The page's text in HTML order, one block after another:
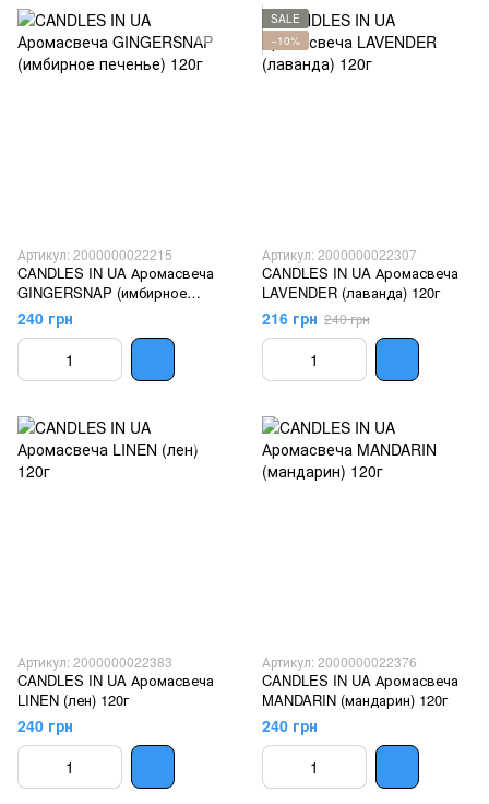
Артикул: 2000000022215
CANDLES IN UA Аромасвеча
GINGERSNAP (имбирное
печенье) 120г
240 грн
SALE
−10%
Артикул: 2000000022307
CANDLES IN UA Аромасвеча
LAVENDER (лаванда) 120г
216 грн 240 грн
Артикул: 2000000022383
CANDLES IN UA Аромасвеча
LINEN (лен) 120г
240 грн
Артикул: 2000000022376
CANDLES IN UA Аромасвеча
MANDARIN (мандарин) 120г
240 грн